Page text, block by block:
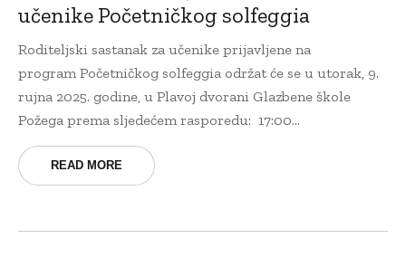
učenike Početničkog solfeggia
Roditeljski sastanak za učenike prijavljene na
program Početničkog solfeggia održat će se u utorak, 9.
rujna 2025. godine, u Plavoj dvorani Glazbene škole
Požega prema sljedećem rasporedu: 17:00...
READ MORE